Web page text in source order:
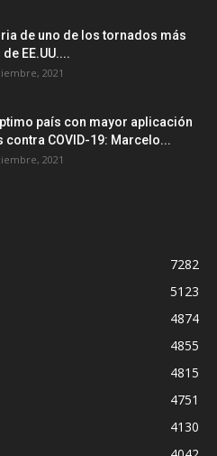
de uno de los tornados más
EE.UU....
2021
país con mayor aplicación
contra COVID-19: Marcelo...
2021
7282
5123
4874
4855
4815
4751
4130